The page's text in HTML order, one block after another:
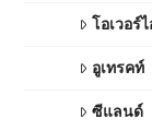
โอเวอร์
อูเทรคท์
ซีแลนด์